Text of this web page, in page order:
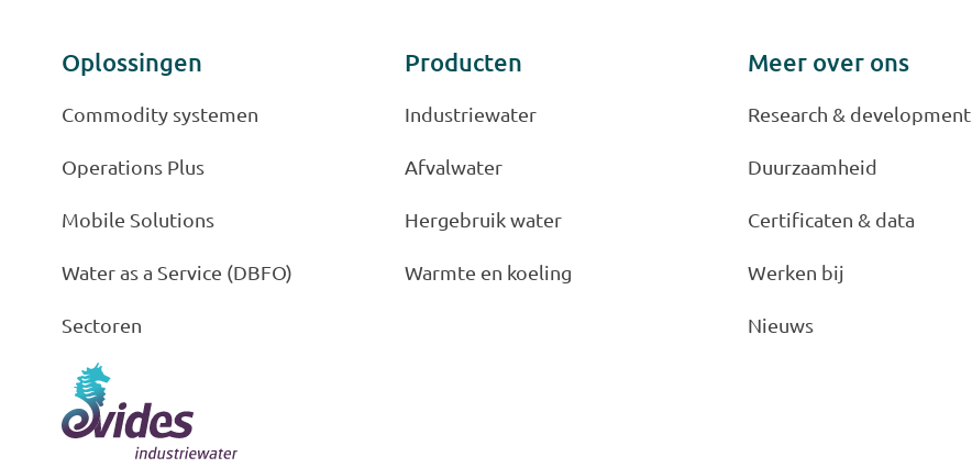
Oplossingen
Commodity systemen
Operations Plus
Mobile Solutions
Water as a Service (DBFO)
Sectoren
Producten
Industriewater
Afvalwater
Hergebruik water
Warmte en koeling
Meer over ons
Research & development
Duurzaamheid
Certificaten & data
Werken bij
Nieuws